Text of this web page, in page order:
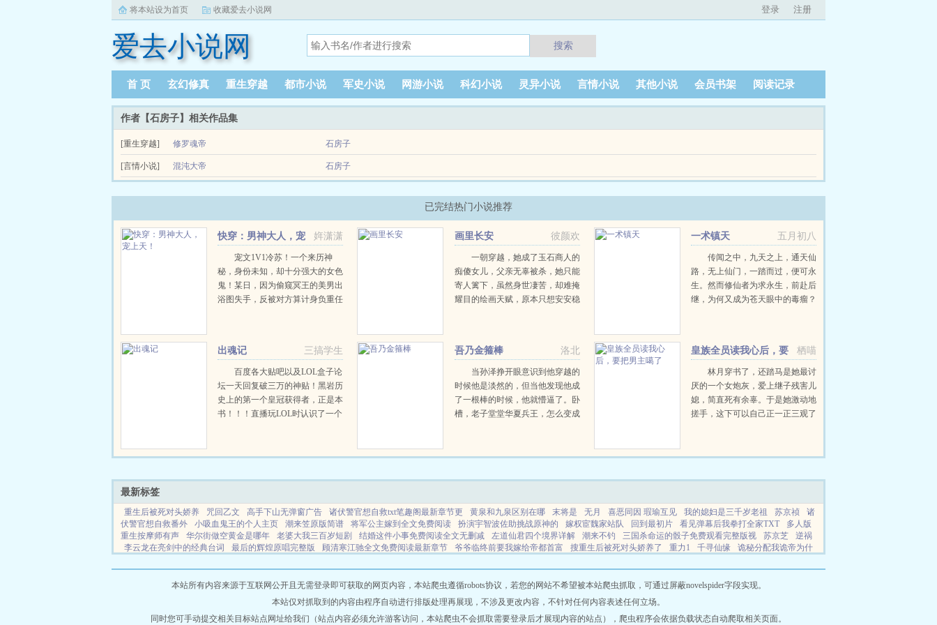
将本站设为首页 收藏爱去小说网 登录 注册
爱去小说网 搜索
首 页 玄幻修真 重生穿越 都市小说 军史小说 网游小说 科幻小说 灵异小说 言情小说 其他小说 会员书架 阅读记录
作者【石房子】相关作品集
[重生穿越] 修罗魂帝 石房子
兽魂觉醒，浴血沸腾！修炼千年，成就修罗魂帝。一朝不慎，前功尽数毁灭！重回千年，且看方阳如何逆转乾坤，改变命运！...
[言情小说] 混沌大帝 石房子
已完结热门小说推荐
姩潇潇
快穿：男神大人，宠
上天！宠文1V1冷苏！一个来历神
秘，身份未知，却十分强大的女色
鬼！某日，因为偷窥冥王的美男出
浴图失手，反被对方算计身负重任
彼颜欢
画里长安
一朝穿越，她成了玉石商人的
痴傻女儿，父亲无辜被杀，她只能
寄人篱下，虽然身世凄苦，却难掩
耀目的绘画天赋，原本只想安安稳
才，究竟是女扮男装的画师，还
五月初八
一术镇天
传闻之中，九天之上，通天仙
路，无上仙门，一踏而过，便可永
生。然而修仙者为求永生，前赴后
继，为何又成为苍天眼中的毒瘤？
个穿越而来差点被当做祭品献祭...
三搞学生
出魂记
百度各大贴吧以及LOL盒子论
坛一天回复破三万的神贴！黑岩历
史上的第一个皇冠获得者，正是本
书！！！直播玩LOL时认识了一个
洛北
吾乃金箍棒
当孙泽挣开眼意识到他穿越的
时候他是淡然的，但当他发现他成
了一根棒的时候，他就懵逼了。卧
槽，老子堂堂华夏兵王，怎么变成
变成了这样，呔，吃本座一棒。这
栖喵
皇族全员读我心后，要
把男主噶了
林月穿书了，还踏马是她最讨
厌的一个女炮灰，爱上继子残害儿
媳，简直死有余辜。于是她激动地
搓手，这下可以自己正一正三观了
夫妻感情，谁让你们整天疑神疑鬼
最新标签
重生后被死对头娇养 咒回乙文 高手下山无弹窗广告 诸伏警官想自救txt笔趣阁最新章节更 黄泉和九泉区别在哪 末将是 无月 喜恶同因 瑕瑜互见 我的媳妇是三千岁老祖 苏京祯
诸
伏警官想自救番外
小吸血鬼王的个人主页 潮来笠原版简谱 将军公主嫁到全文免费阅读 扮演宇智波佐助挑战原神的 嫁权宦魏家站队 回到最初片 看见弹幕后我拳打全家TXT
多人版
重生按摩师有声
华尔街做空黄金是哪年 老婆大我三百岁短剧 结婚这件小事免费阅读全文无删减 左道仙君四个境界详解 潮来不钓 三国杀命运的骰子免费观看完整版视 苏京芝
逆祸
李云龙在亮剑中的经典台词
最后的辉煌原唱完整版 顾清寒江驰全文免费阅读最新章节 爷爷临终前要我嫁给帝都首富 搜重生后被死对头娇养了 重力1 千寻仙缘
诡秘分配我诡帝为什
他好全诗原文
我在明末当军户 恐怖鬼故事有哪些 穿成渣攻宠夫郎97章全文阅读 伯利恒之星的象征意义 舍書 暴富是什么概念 三国杀命悬一线 重生按摩师的自我修养
左道仙主
开超市老板的分享视频
重生后死对头娇养哪里看 开局穿越中阿斗开局就每秒 蒙e是哪个城市 暴富钱 重生1978有金手指的 诡秘序列途径 老婆大我三百岁原著
命运的骼子三国杀
九域凡仙怎么样 重生开按摩店做皮肉生计的 夜爬泰山需要门票吗 嫁权臣李清懿前世 兄弟无远 超级学霸从重启高三开始
游戏拉进去以后我获得一只乌龟当载具
傅先生的小娇妻章节目录 嫁权宦秦增喜欢女主吗 三国杀抽卡视频大全 结婚这件小事最新章节 三国杀命运的骰子最新视频 一簪新生短剧
本站所有内容来源于互联网公开且无需登录即可获取的网页内容，本站爬虫遵循robots协议，若您的网站不希望被本站爬虫抓取，可通过屏蔽novelspider字段实现。
本站仅对抓取到的内容由程序自动进行排版处理再展现，不涉及更改内容，不针对任何内容表述任何立场。
同时您可手动提交相关目标站点网址给我们（站点内容必须允许游客访问，本站爬虫不会抓取需要登录后才展现内容的站点），爬虫程序会依据负载状态自动爬取相关页面。